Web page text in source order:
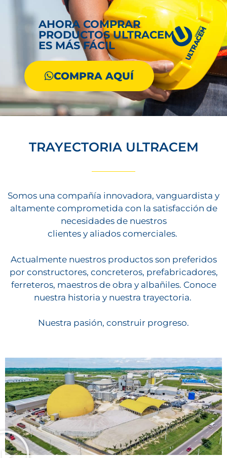
AHORA COMPRAR
PRODUCTOS ULTRACEM
ES MÁS FÁCIL
COMPRA AQUÍ
TRAYECTORIA ULTRACEM
Somos una compañía innovadora, vanguardista y
altamente comprometida con la satisfacción de
necesidades de nuestros
clientes y aliados comerciales.
Actualmente nuestros productos son preferidos
por constructores, concreteros, prefabricadores,
ferreteros, maestros de obra y albañiles. Conoce
nuestra historia y nuestra trayectoria.
Nuestra pasión, construir progreso.